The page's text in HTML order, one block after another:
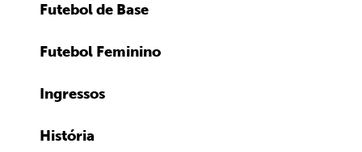
Futebol de Base
Futebol Feminino
Ingressos
História